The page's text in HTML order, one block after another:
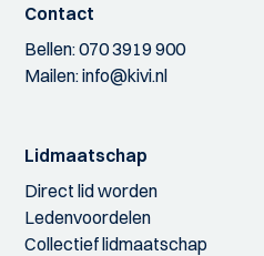
Contact
Bellen:070 3919 900
Mailen:info@kivi.nl
Lidmaatschap
Direct lid worden
Ledenvoordelen
Collectief lidmaatschap